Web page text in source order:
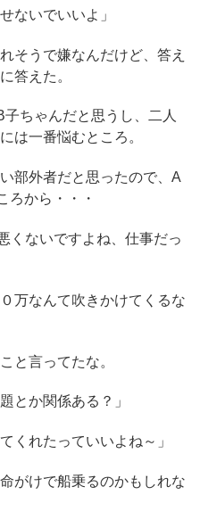
ないでいいよ」
そうで嫌なんだけど、答え
答えた。
ちゃんだと思うし、二人
は一番悩むところ。
部外者だと思ったので、A
ろから・・・
くないですよね、仕事だっ
万なんて吹きかけてくるな
と言ってたな。
とか関係ある？」
くれたっていいよね～」
がけで船乗るのかもしれな